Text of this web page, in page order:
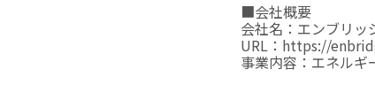
■会社概要
会社名：エンブリッ
URL： https://
事業内容：エネルギ